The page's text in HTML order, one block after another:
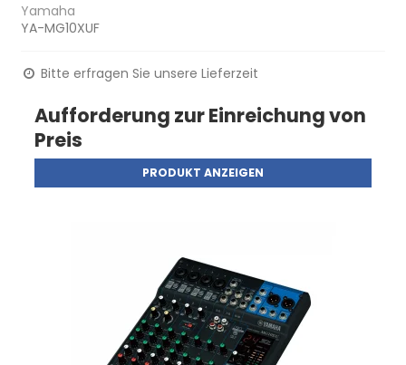
Yamaha
YA-MG10XUF
Bitte erfragen Sie unsere Lieferzeit
Aufforderung zur Einreichung von
Preis
PRODUKT ANZEIGEN